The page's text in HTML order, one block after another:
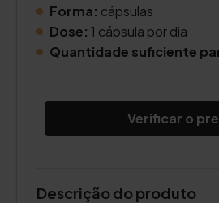
Forma: cápsulas
Dose: 1 cápsula por dia
Quantidade suficiente
Verificar o
Descrição do produto